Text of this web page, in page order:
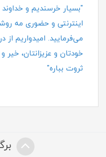
"بسیار خرسندیم و
اینترنتی و حضوری مه
می‌فرمایید. امیدواریم از
خودتان و عزیزانتان،
ثروت بباره"